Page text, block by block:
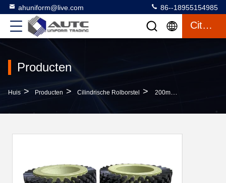
ahuniform@live.com 86--18955154985
Citaat
Producten
Huis > Producten > Cilindrische Rolborstel > 200mm De Borstel Schoonmakend Wiel Van De Lengte Klein Nylon Hol Cilindrisch Rol